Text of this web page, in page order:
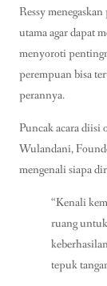
Ressy
utama agar dapat
menyoroti
perempuan bisa
perannya.
Puncak acara diisi
Wulandani,
mengenali siapa
“Kenali
ruang
tepuk